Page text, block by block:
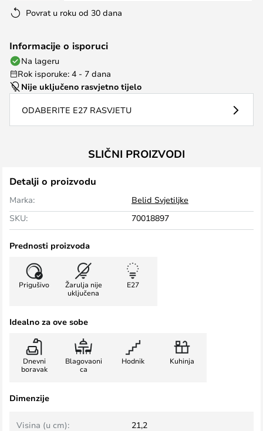
Povrat u roku od 30 dana
Informacije o isporuci
Na lageru
Rok isporuke: 4 - 7 dana
Nije uključeno rasvjetno tijelo
ODABERITE E27 RASVJETU
SLIČNI PROIZVODI
Detalji o proizvodu
Marka:
Belid Svjetiljke
SKU:
70018897
Prednosti proizvoda
Prigušivo
Žarulja nije
uključena
E27
Idealno za ove sobe
Dnevni
boravak
Blagovaoni
ca
Hodnik Kuhinja
Dimenzije
Visina (u cm): 21,2